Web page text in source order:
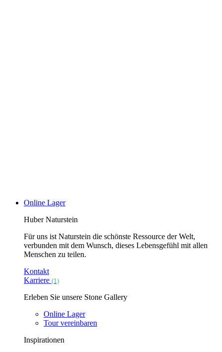
Online Lager
Huber Naturstein
Für uns ist Naturstein die schönste Ressource der Welt,
verbunden mit dem Wunsch, dieses Lebensgefühl mit allen
Menschen zu teilen.
Kontakt
Karriere (1)
Erleben Sie unsere Stone Gallery
Online Lager
Tour vereinbaren
Inspirationen